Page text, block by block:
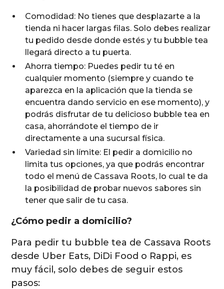
Comodidad: No tienes que desplazarte a la
tienda ni hacer largas filas. Solo debes realizar
tu pedido desde donde estés y tu bubble tea
llegará directo a tu puerta.
Ahorra tiempo: Puedes pedir tu té en
cualquier momento (siempre y cuando te
aparezca en la aplicación que la tienda se
encuentra dando servicio en ese momento), y
podrás disfrutar de tu delicioso bubble tea en
casa, ahorrándote el tiempo de ir
directamente a una sucursal física.
Variedad sin límite: El pedir a domicilio no
limita tus opciones, ya que podrás encontrar
todo el menú de Cassava Roots, lo cual te da
la posibilidad de probar nuevos sabores sin
tener que salir de tu casa.
¿Cómo pedir a domicilio?
Para pedir tu bubble tea de Cassava Roots
desde Uber Eats, DiDi Food o Rappi, es
muy fácil, solo debes de seguir estos
pasos: